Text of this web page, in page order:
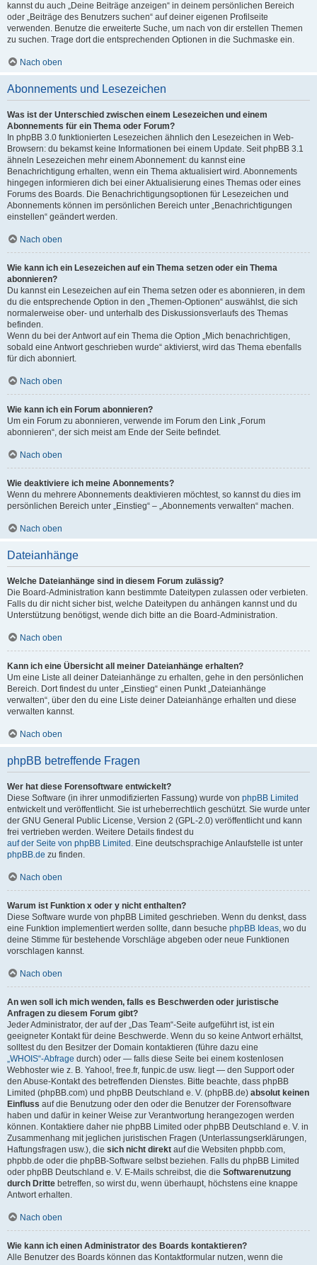
kannst du auch „Deine Beiträge anzeigen“ in deinem persönlichen Bereich
oder „Beiträge des Benutzers suchen“ auf deiner eigenen Profilseite
verwenden. Benutze die erweiterte Suche, um nach von dir erstellen Themen
zu suchen. Trage dort die entsprechenden Optionen in die Suchmaske ein.
Nach oben
Abonnements und Lesezeichen
Was ist der Unterschied zwischen einem Lesezeichen und einem
Abonnements für ein Thema oder Forum?
In phpBB 3.0 funktionierten Lesezeichen ähnlich den Lesezeichen in Web-
Browsern: du bekamst keine Informationen bei einem Update. Seit phpBB 3.1
ähneln Lesezeichen mehr einem Abonnement: du kannst eine
Benachrichtigung erhalten, wenn ein Thema aktualisiert wird. Abonnements
hingegen informieren dich bei einer Aktualisierung eines Themas oder eines
Forums des Boards. Die Benachrichtigungsoptionen für Lesezeichen und
Abonnements können im persönlichen Bereich unter „Benachrichtigungen
einstellen“ geändert werden.
Nach oben
Wie kann ich ein Lesezeichen auf ein Thema setzen oder ein Thema
abonnieren?
Du kannst ein Lesezeichen auf ein Thema setzen oder es abonnieren, in dem
du die entsprechende Option in den „Themen-Optionen“ auswählst, die sich
normalerweise ober- und unterhalb des Diskussionsverlaufs des Themas
befinden.
Wenn du bei der Antwort auf ein Thema die Option „Mich benachrichtigen,
sobald eine Antwort geschrieben wurde“ aktivierst, wird das Thema ebenfalls
für dich abonniert.
Nach oben
Wie kann ich ein Forum abonnieren?
Um ein Forum zu abonnieren, verwende im Forum den Link „Forum
abonnieren“, der sich meist am Ende der Seite befindet.
Nach oben
Wie deaktiviere ich meine Abonnements?
Wenn du mehrere Abonnements deaktivieren möchtest, so kannst du dies im
persönlichen Bereich unter „Einstieg“ – „Abonnements verwalten“ machen.
Nach oben
Dateianhänge
Welche Dateianhänge sind in diesem Forum zulässig?
Die Board-Administration kann bestimmte Dateitypen zulassen oder verbieten.
Falls du dir nicht sicher bist, welche Dateitypen du anhängen kannst und du
Unterstützung benötigst, wende dich bitte an die Board-Administration.
Nach oben
Kann ich eine Übersicht all meiner Dateianhänge erhalten?
Um eine Liste all deiner Dateianhänge zu erhalten, gehe in den persönlichen
Bereich. Dort findest du unter „Einstieg“ einen Punkt „Dateianhänge
verwalten“, über den du eine Liste deiner Dateianhänge erhalten und diese
verwalten kannst.
Nach oben
phpBB betreffende Fragen
Wer hat diese Forensoftware entwickelt?
Diese Software (in ihrer unmodifizierten Fassung) wurde von phpBB Limited
entwickelt und veröffentlicht. Sie ist urheberrechtlich geschützt. Sie wurde unter
der GNU General Public License, Version 2 (GPL-2.0) veröffentlicht und kann
frei vertrieben werden. Weitere Details findest du
auf der Seite von phpBB Limited . Eine deutschsprachige Anlaufstelle ist unter
phpBB.de zu finden.
Nach oben
Warum ist Funktion x oder y nicht enthalten?
Diese Software wurde von phpBB Limited geschrieben. Wenn du denkst, dass
eine Funktion implementiert werden sollte, dann besuche phpBB Ideas, wo du
deine Stimme für bestehende Vorschläge abgeben oder neue Funktionen
vorschlagen kannst.
Nach oben
An wen soll ich mich wenden, falls es Beschwerden oder juristische
Anfragen zu diesem Forum gibt?
Jeder Administrator, der auf der „Das Team“-Seite aufgeführt ist, ist ein
geeigneter Kontakt für deine Beschwerde. Wenn du so keine Antwort erhältst,
solltest du den Besitzer der Domain kontaktieren (führe dazu eine
„WHOIS“-Abfrage durch) oder — falls diese Seite bei einem kostenlosen
Webhoster wie z. B. Yahoo!, free.fr, funpic.de usw. liegt — den Support oder
den Abuse-Kontakt des betreffenden Dienstes. Bitte beachte, dass phpBB
Limited (phpBB.com) und phpBB Deutschland e. V. (phpBB.de) absolut keinen
Einfluss auf die Benutzung oder den oder die Benutzer der Forensoftware
haben und dafür in keiner Weise zur Verantwortung herangezogen werden
können. Kontaktiere daher nie phpBB Limited oder phpBB Deutschland e. V. in
Zusammenhang mit jeglichen juristischen Fragen (Unterlassungserklärungen,
Haftungsfragen usw.), die sich nicht direkt auf die Websiten phpbb.com,
phpbb.de oder die phpBB-Software selbst beziehen. Falls du phpBB Limited
oder phpBB Deutschland e. V. E-Mails schreibst, die die Softwarenutzung
durch Dritte betreffen, so wirst du, wenn überhaupt, höchstens eine knappe
Antwort erhalten.
Nach oben
Wie kann ich einen Administrator des Boards kontaktieren?
Alle Benutzer des Boards können das Kontaktformular nutzen, wenn die